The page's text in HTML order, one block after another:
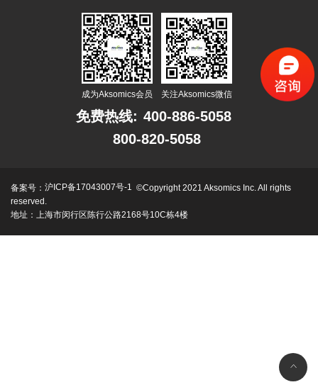
成为Aksomics会员 关注Aksomics微信
免费热线: 400-886-5058
800-820-5058
备案号： 沪ICP备17043007号-1 ©Copyright 2021 Aksomics Inc. All rights
reserved.
地址：上海市闵行区陈行公路2168号10C栋4楼